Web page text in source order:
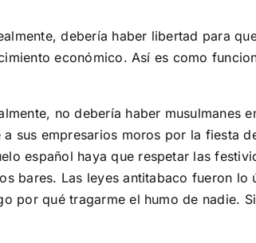
debería haber libertad para
económico. Así es como
no debería haber musulmanes
sus empresarios moros por la fiesta
español haya que respetar las
bares. Las leyes antitabaco fueron lo
por qué tragarme el humo de nadie.